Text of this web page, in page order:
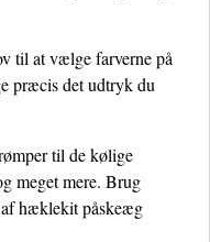
til at vælge farverne på
præcis det udtryk du
til de kølige
meget mere. Brug
hæklekit påskeæg